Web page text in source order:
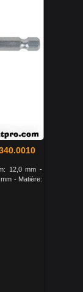
12,0 mm -
- Matière: